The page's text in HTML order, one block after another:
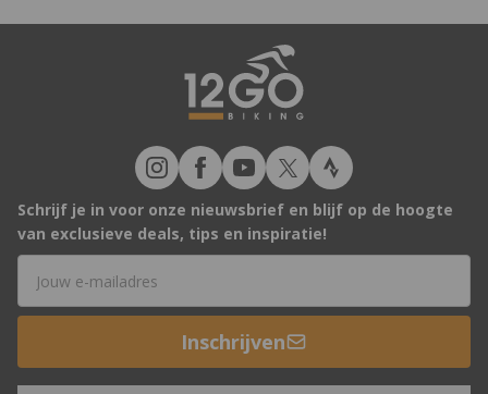
Schrijf je in voor onze nieuwsbrief en blijf op de hoogte
van exclusieve deals, tips en inspiratie!
Inschrijven